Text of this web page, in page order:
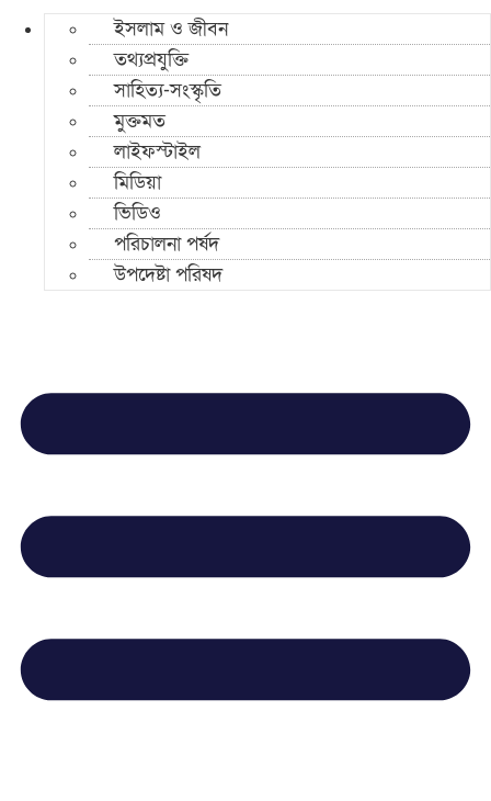
ইসলাম ও জীবন
তথ্যপ্রযুক্তি
সাহিত্য-সংস্কৃতি
মুক্তমত
লাইফস্টাইল
মিডিয়া
ভিডিও
পরিচালনা পর্ষদ
উপদেষ্টা পরিষদ